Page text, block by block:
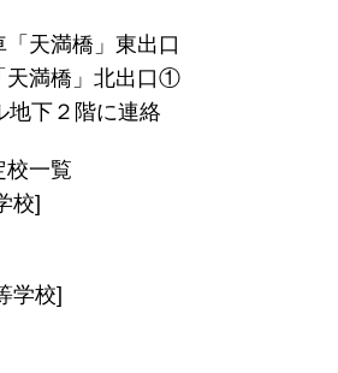
天満橋」東出口
天満橋」北出口①
地下２階に連絡
校一覧
校]
学校]